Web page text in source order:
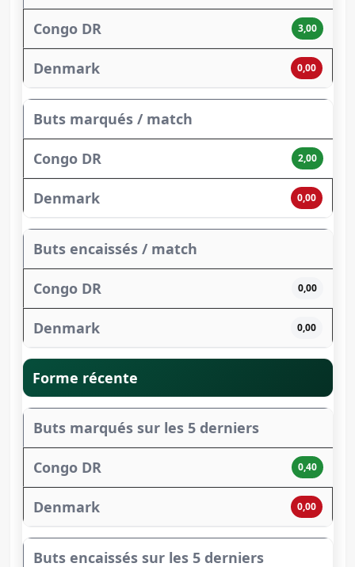
3,00
0,00
Buts marqués / match
2,00
0,00
Buts encaissés / match
0,00
0,00
Forme récente
Buts marqués sur les 5 derniers
0,40
0,00
Buts encaissés sur les 5 derniers